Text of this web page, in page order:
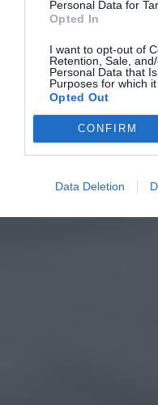
Personal Data for
Opted In
I want to opt-out of
Retention, Sale,
Personal Data that
Purposes for which it
Opted Out
CONFIRM
Data Deletion